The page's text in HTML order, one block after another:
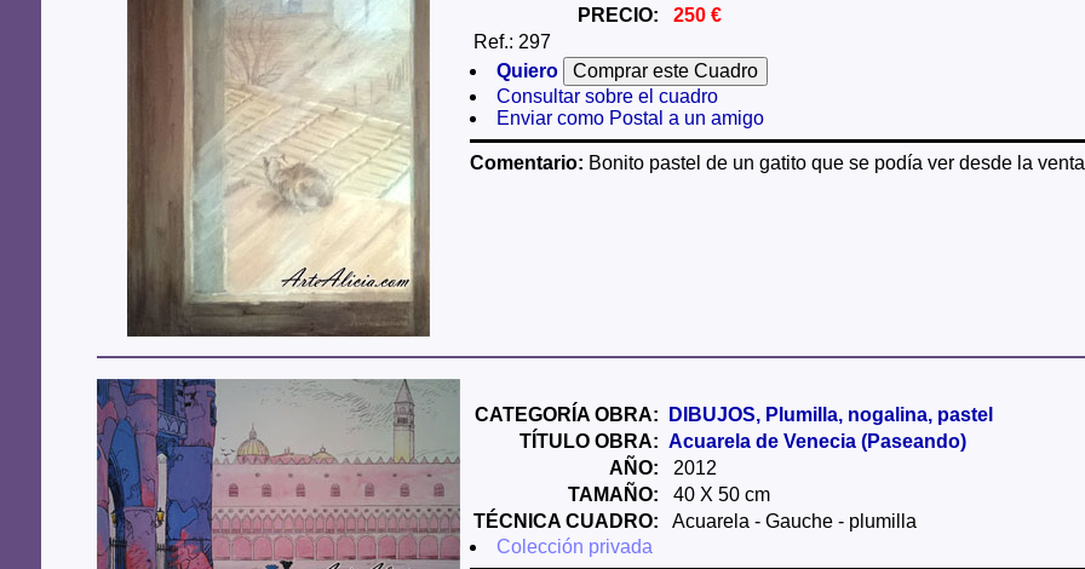
PRECIO:
250 €
Ref.: 297
Quiero
Consultar sobre el cuadro
Enviar como Postal a un amigo
Comentario: Bonito pastel de un gatito que se podía ver desde la
CATEGORÍA OBRA:
DIBUJOS, Plumilla, nogalina, pastel
TÍTULO OBRA: Acuarela de Venecia (Paseando)
AÑO:
2012
TAMAÑO:
40 X 50 cm
TÉCNICA CUADRO:
Acuarela - Gauche - plumilla
Colección privada